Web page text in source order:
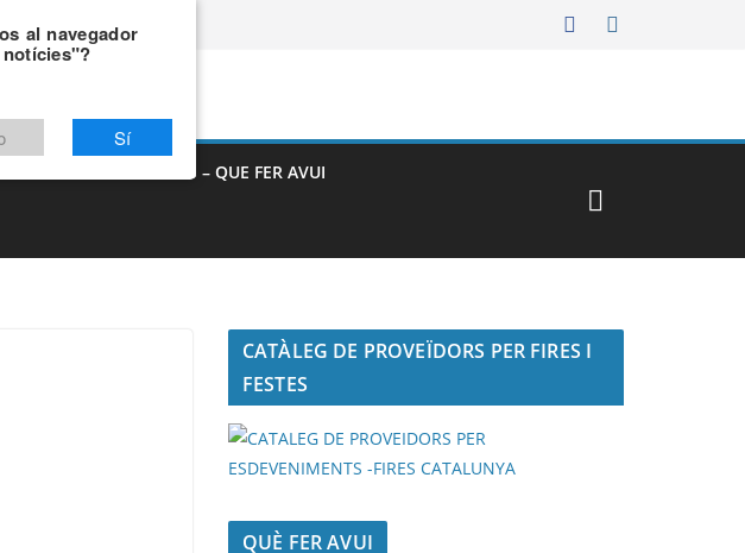
FIRES I FESTES – QUE FER AVUI
CATÀLEG DE PROVEÏDORS PER FIRES I
FESTES
QUÈ FER AVUI
al navegador
Sí